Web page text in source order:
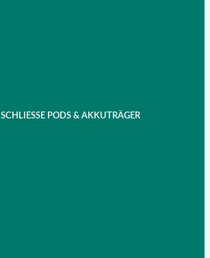
SCHLIESSE PODS & AKKUTRÄGER